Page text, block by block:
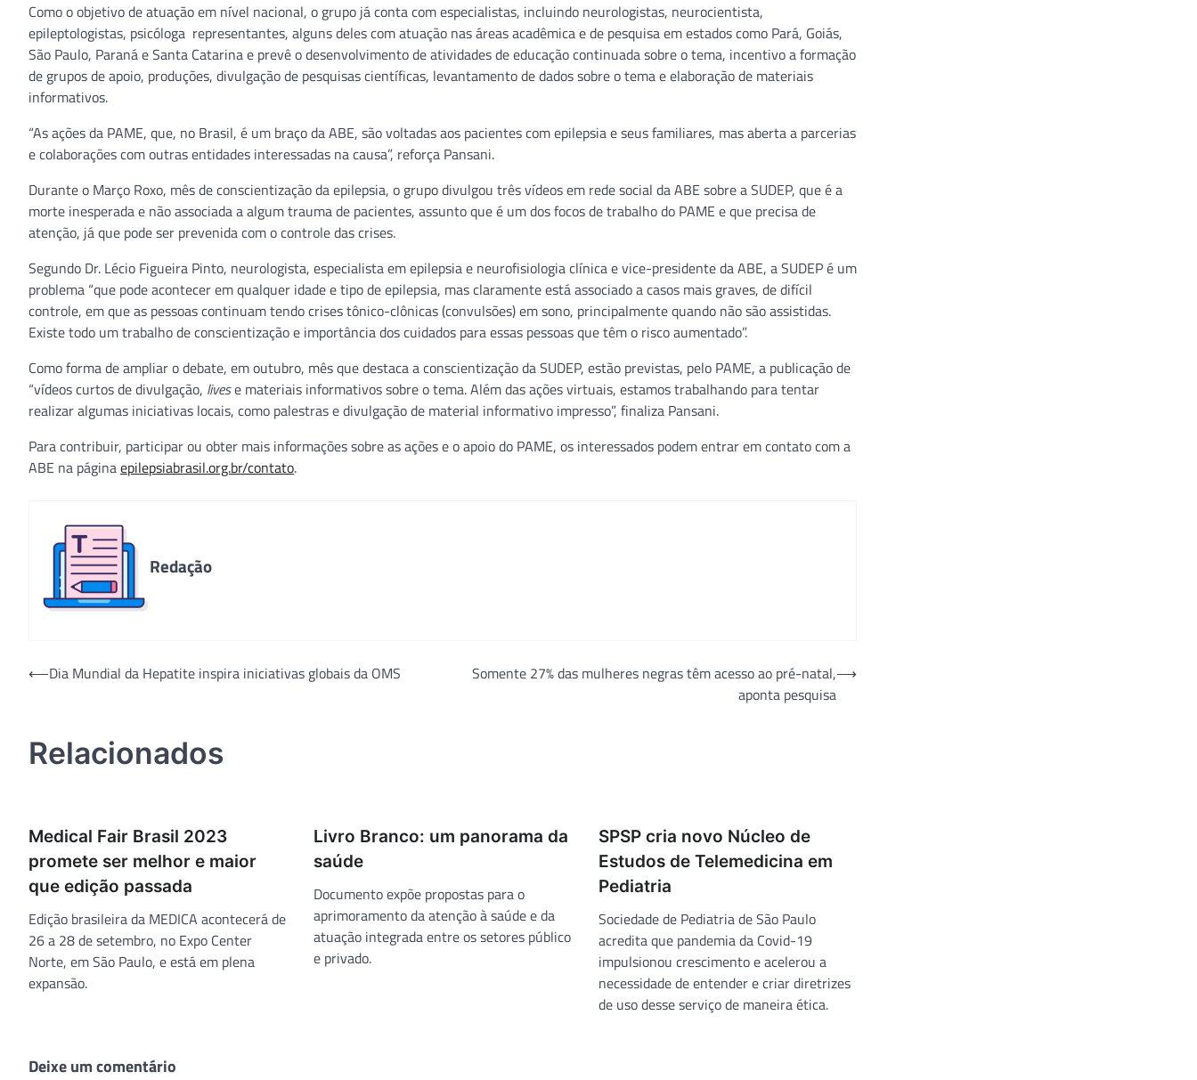
Como o objetivo de atuação em nível nacional, o grupo já conta com especialistas, incluindo neurologistas, neurocientista,
epileptologistas, psicóloga representantes, alguns deles com atuação nas áreas acadêmica e de pesquisa em estados como Pará, Goiás,
São Paulo, Paraná e Santa Catarina e prevê o desenvolvimento de atividades de educação continuada sobre o tema, incentivo a formação
de grupos de apoio, produções, divulgação de pesquisas científicas, levantamento de dados sobre o tema e elaboração de materiais
informativos.
“As ações da PAME, que, no Brasil, é um braço da ABE, são voltadas aos pacientes com epilepsia e seus familiares, mas aberta a parcerias
e colaborações com outras entidades interessadas na causa”, reforça Pansani.
Durante o Março Roxo, mês de conscientização da epilepsia, o grupo divulgou três vídeos em rede social da ABE sobre a SUDEP, que é a
morte inesperada e não associada a algum trauma de pacientes, assunto que é um dos focos de trabalho do PAME e que precisa de
atenção, já que pode ser prevenida com o controle das crises.
Segundo Dr. Lécio Figueira Pinto, neurologista, especialista em epilepsia e neurofisiologia clínica e vice-presidente da ABE, a SUDEP é um
problema “que pode acontecer em qualquer idade e tipo de epilepsia, mas claramente está associado a casos mais graves, de difícil
controle, em que as pessoas continuam tendo crises tônico-clônicas (convulsões) em sono, principalmente quando não são assistidas.
Existe todo um trabalho de conscientização e importância dos cuidados para essas pessoas que têm o risco aumentado”.
Como forma de ampliar o debate, em outubro, mês que destaca a conscientização da SUDEP, estão previstas, pelo PAME, a publicação de
“vídeos curtos de divulgação, livese materiais informativos sobre o tema. Além das ações virtuais, estamos trabalhando para tentar
realizar algumas iniciativas locais, como palestras e divulgação de material informativo impresso”, finaliza Pansani.
Para contribuir, participar ou obter mais informações sobre as ações e o apoio do PAME, os interessados podem entrar em contato com a
ABE na páginaepilepsiabrasil.org.br/contato.
Redação
Navegação
⟵Dia Mundial da Hepatite inspira iniciativas globais da OMS
Somente 27% das mulheres negras têm acesso ao pré-natal,
aponta pesquisa
⟶
Relacionados
Medical Fair Brasil 2023
promete ser melhor e maior
que edição passada
Edição brasileira da MEDICA acontecerá de
26 a 28 de setembro, no Expo Center
Norte, em São Paulo, e está em plena
expansão.
Livro Branco: um panorama da
saúde
Documento expõe propostas para o
aprimoramento da atenção à saúde e da
atuação integrada entre os setores público
e privado.
SPSP cria novo Núcleo de
Estudos de Telemedicina em
Pediatria
Sociedade de Pediatria de São Paulo
acredita que pandemia da Covid-19
impulsionou crescimento e acelerou a
necessidade de entender e criar diretrizes
de uso desse serviço de maneira ética.
Deixe um comentário